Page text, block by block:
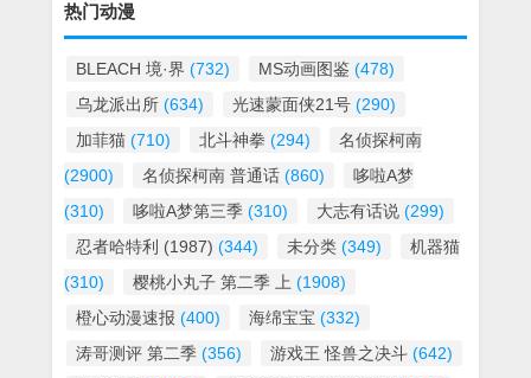
热门动漫
BLEACH 境·界 (732) MS动画图鉴 (478)
乌龙派出所 (634) 光速蒙面侠21号 (290)
加菲猫 (710) 北斗神拳 (294)
名侦探柯南
(2900)
名侦探柯南 普通话 (860)
哆啦A梦
(310)
哆啦A梦第三季 (310) 大志有话说 (299)
忍者哈特利 (1987) (344) 未分类 (349)
机器猫
(310)
樱桃小丸子 第二季 上 (1908)
橙心动漫速报 (400) 海绵宝宝 (332)
涛哥测评 第二季 (356) 游戏王 怪兽之决斗 (642)